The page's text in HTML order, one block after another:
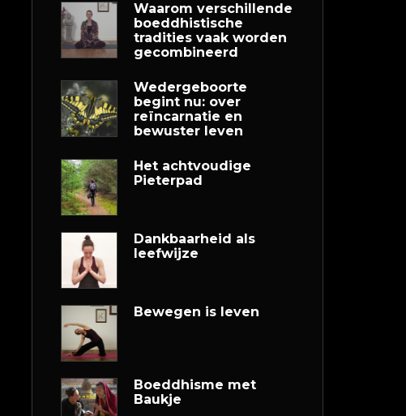
Waarom verschillende
boeddhistische
tradities vaak worden
gecombineerd
Wedergeboorte
begint nu: over
reïncarnatie en
bewuster leven
Het achtvoudige
Pieterpad
Dankbaarheid als
leefwijze
Bewegen is leven
Boeddhisme met
Baukje